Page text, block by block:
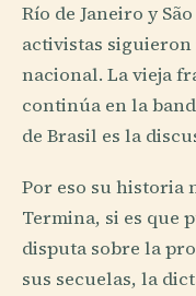
Río de Janeiro y
activistas
nacional. La vieja
continúa en la
de Brasil es la
Por eso su historia
Termina, si es que
disputa sobre la
sus secuelas, la